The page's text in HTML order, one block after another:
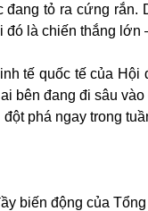
đang tỏ ra cứng rắn.
đó là chiến thắng lớn
tế quốc tế của
bên đang đi sâu
phá ngay trong
biến động của